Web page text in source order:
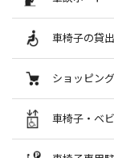
合鍵・お直し
ミスターミニット
本館タカシマヤ1F
・合鍵、靴・バッグ
お直しコンシェル
南館1F
03-3708-8704
【受付時間】10:00～
店舗
ンター
専門店対象店舗
●店内のご案内
03-3707-5003
二子玉川ヤスダクリ
ケヤキコート3F
03-5797-5866
皮膚科・美容皮膚科・
受付時間 10:00～
西館1F
※本館2F・南館3Fは
機能ベッド）設置
収納式なので車椅子
だけます。
また、おむつ替え、荷
設置場所車椅子の貸
お貸出し場所
ください。）
【予約可】
ショッピン
お貸出し場所
本館1Fインフォメ
【予約可】
車椅子・ベ